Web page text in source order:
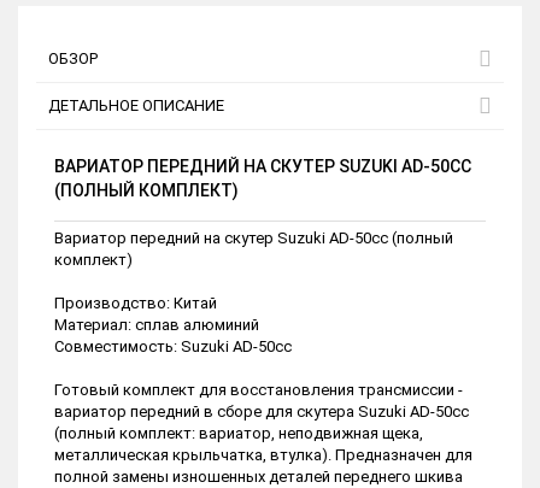
ОБЗОР
ДЕТАЛЬНОЕ ОПИСАНИЕ
ВАРИАТОР ПЕРЕДНИЙ НА СКУТЕР SUZUKI AD-50CC
(ПОЛНЫЙ КОМПЛЕКТ)
Вариатор передний на скутер Suzuki AD-50cc (полный
комплект)
Производство: Китай
Материал: сплав алюминий
Совместимость: Suzuki AD-50cc
Готовый комплект для восстановления трансмиссии -
вариатор передний в сборе для скутера Suzuki AD-50cc
(полный комплект: вариатор, неподвижная щека,
металлическая крыльчатка, втулка). Предназначен для
полной замены изношенных деталей переднего шкива